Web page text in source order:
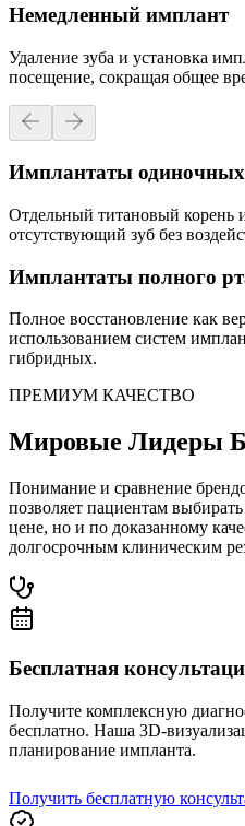
Немедленный имплант
Удаление зуба и установка
посещение, сокращая общее
Имплантаты одиночных
Отдельный титановый корень
отсутствующий зуб без
Имплантаты полного
Полное восстановление как
использованием систем
гибридных.
ПРЕМИУМ КАЧЕСТВО
Мировые Лидеры
Понимание и сравнение
позволяет пациентам
цене, но и по доказанному
долгосрочным клиническим
Бесплатная
Получите комплексную
бесплатно. Наша 3D-
планирование импланта.
Получить бесплатную